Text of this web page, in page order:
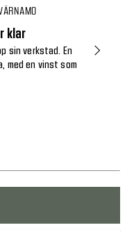
klar
sin verkstad. En
med en vinst som